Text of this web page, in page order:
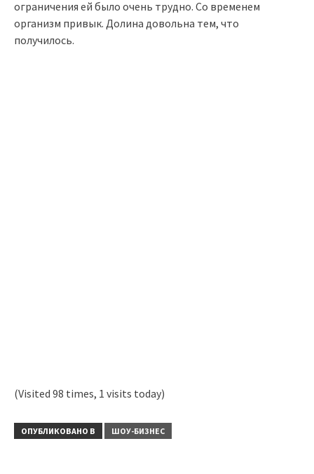
ограничения ей было очень трудно. Со временем
организм привык. Долина довольна тем, что
получилось.
(Visited 98 times, 1 visits today)
ОПУБЛИКОВАНО В ШОУ-БИЗНЕС